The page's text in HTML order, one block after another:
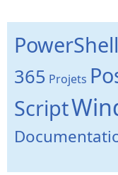
PowerShell
365 Projets
Script